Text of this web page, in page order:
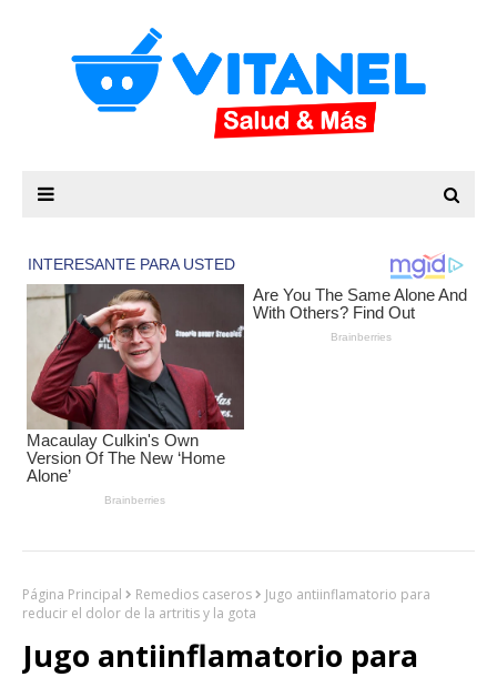
Página Principal Remedios caseros
Jugo antiinflamatorio para
reducir el dolor de la artritis y la gota
Jugo antiinflamatorio para